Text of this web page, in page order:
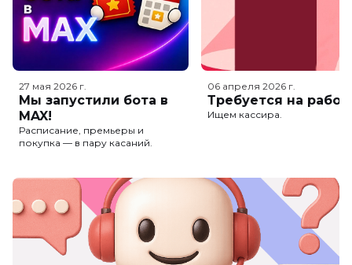
27 мая 2026 г.
Мы запустили бота в
MAX!
Расписание, премьеры и
покупка — в пару касаний.
06 апреля 2026 г.
Требуется на
Ищем кассира.